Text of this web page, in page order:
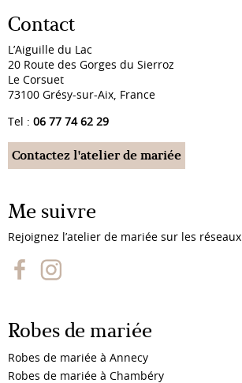
Contact
L’Aiguille du Lac
20 Route des Gorges du Sierroz
Le Corsuet
73100 Grésy-sur-Aix, France
Tel : 06 77 74 62 29
Contactez l'atelier de mariée
Me suivre
Rejoignez l’atelier de mariée sur les réseaux
Robes de mariée
Robes de mariée à Annecy
Robes de mariée à Chambéry